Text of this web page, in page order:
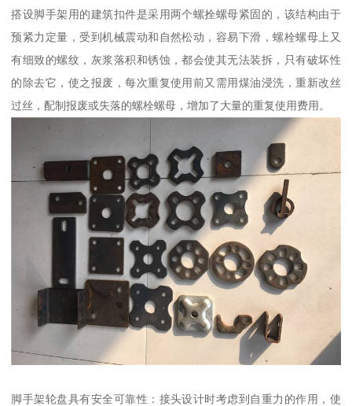
搭设脚手架用的建筑扣件是采用两个螺拴螺母紧固的，该结构由于
预紧力定量，受到机械震动和自然松动，容易下滑，螺栓螺母上又
有细致的螺纹，灰浆落积和锈蚀，都会使其无法装拆，只有破坏性
的除去它，使之报废，每次重复使用前又需用煤油浸洗，重新改丝
过丝，配制报废或失落的螺栓螺母，增加了大量的重复使用费用。
脚手架轮盘具有安全可靠性：接头设计时考虑到自重力的作用，使